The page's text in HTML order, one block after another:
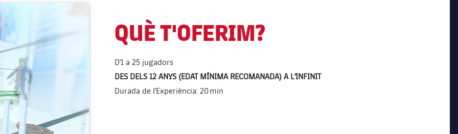
QUÈ T'OFERIM?
D'1 a 25 jugadors
DES DELS 12 ANYS (EDAT MÍNIMA RECOMANADA) A L'INFINIT
Durada de l'Experiència: 20 min